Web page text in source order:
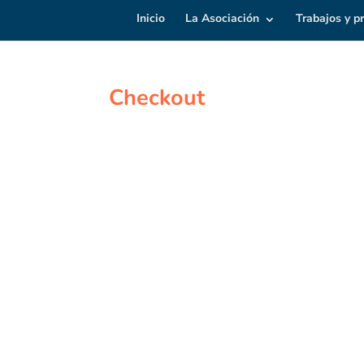
Inicio La Asociación Trabajos y
Checkout